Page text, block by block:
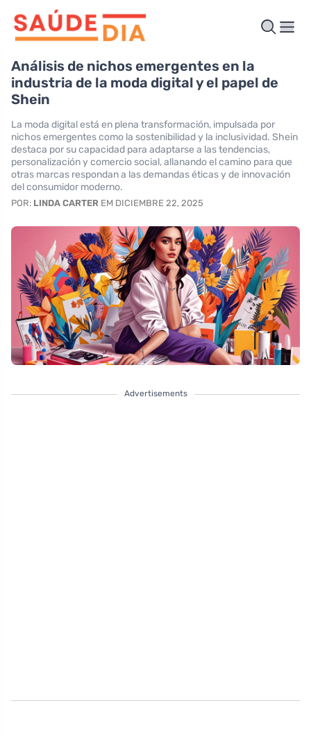
Análisis de nichos emergentes en la
industria de la moda digital y el papel de
Shein
La moda digital está en plena transformación, impulsada por
nichos emergentes como la sostenibilidad y la inclusividad. Shein
destaca por su capacidad para adaptarse a las tendencias,
personalización y comercio social, allanando el camino para que
otras marcas respondan a las demandas éticas y de innovación
del consumidor moderno.
POR: LINDA CARTER EM DICIEMBRE 22, 2025
Advertisements